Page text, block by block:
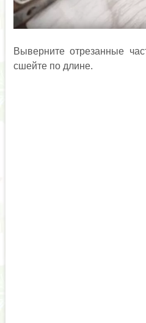
Выверните отрезанные
сшейте по длине.